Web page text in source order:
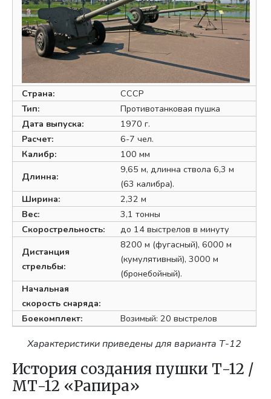
Страна:
СССР
Тип:
Противотанковая пушка
Дата выпуска:
1970 г.
Расчет:
6-7 чел.
Калибр:
100 мм
Длинна:
9,65 м, длинна ствола 6,3 м
(63 калибра).
Ширина:
2,32 м
Вес:
3,1 тонны
Скорострельность:
до 14 выстрелов в минуту
Дистанция
стрельбы:
8200 м (фугасный), 6000 м
(кумулятивный), 3000 м
(бронебойный).
Начальная
скорость снаряда:
Боекомплект:
Возимый: 20 выстрелов
Характеристики приведены для варианта Т-12
История создания пушки Т-12 /
МТ-12 «Рапира»